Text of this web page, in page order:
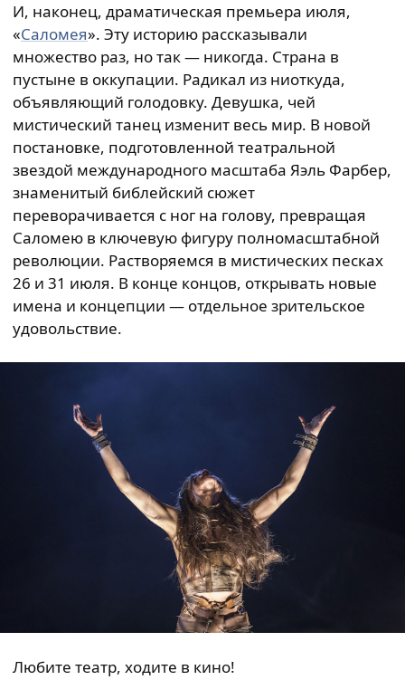
И, наконец, драматическая премьера июля,
«Саломея». Эту историю рассказывали
множество раз, но так — никогда. Страна в
пустыне в оккупации. Радикал из ниоткуда,
объявляющий голодовку. Девушка, чей
мистический танец изменит весь мир. В новой
постановке, подготовленной театральной
звездой международного масштаба Яэль Фарбер,
знаменитый библейский сюжет
переворачивается с ног на голову, превращая
Саломею в ключевую фигуру полномасштабной
революции. Растворяемся в мистических песках
26 и 31 июля. В конце концов, открывать новые
имена и концепции — отдельное зрительское
удовольствие.
Любите театр, ходите в кино!